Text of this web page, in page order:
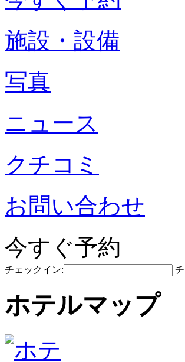
施設・設備
写真
ニュース
クチコミ
お問い合わせ
今すぐ予約
チェックイン:
ホテルマップ